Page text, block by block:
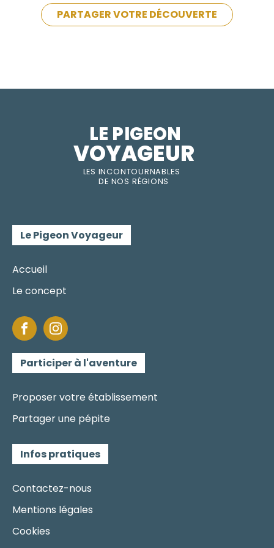
PARTAGER VOTRE DÉCOUVERTE
LES INCONTOURNABLES
DE NOS RÉGIONS
LE PIGEON
VOYAGEUR
Le Pigeon Voyageur
Accueil
Le concept
Participer à l'aventure
Proposer votre établissement
Partager une pépite
Infos pratiques
Contactez-nous
Mentions légales
Cookies